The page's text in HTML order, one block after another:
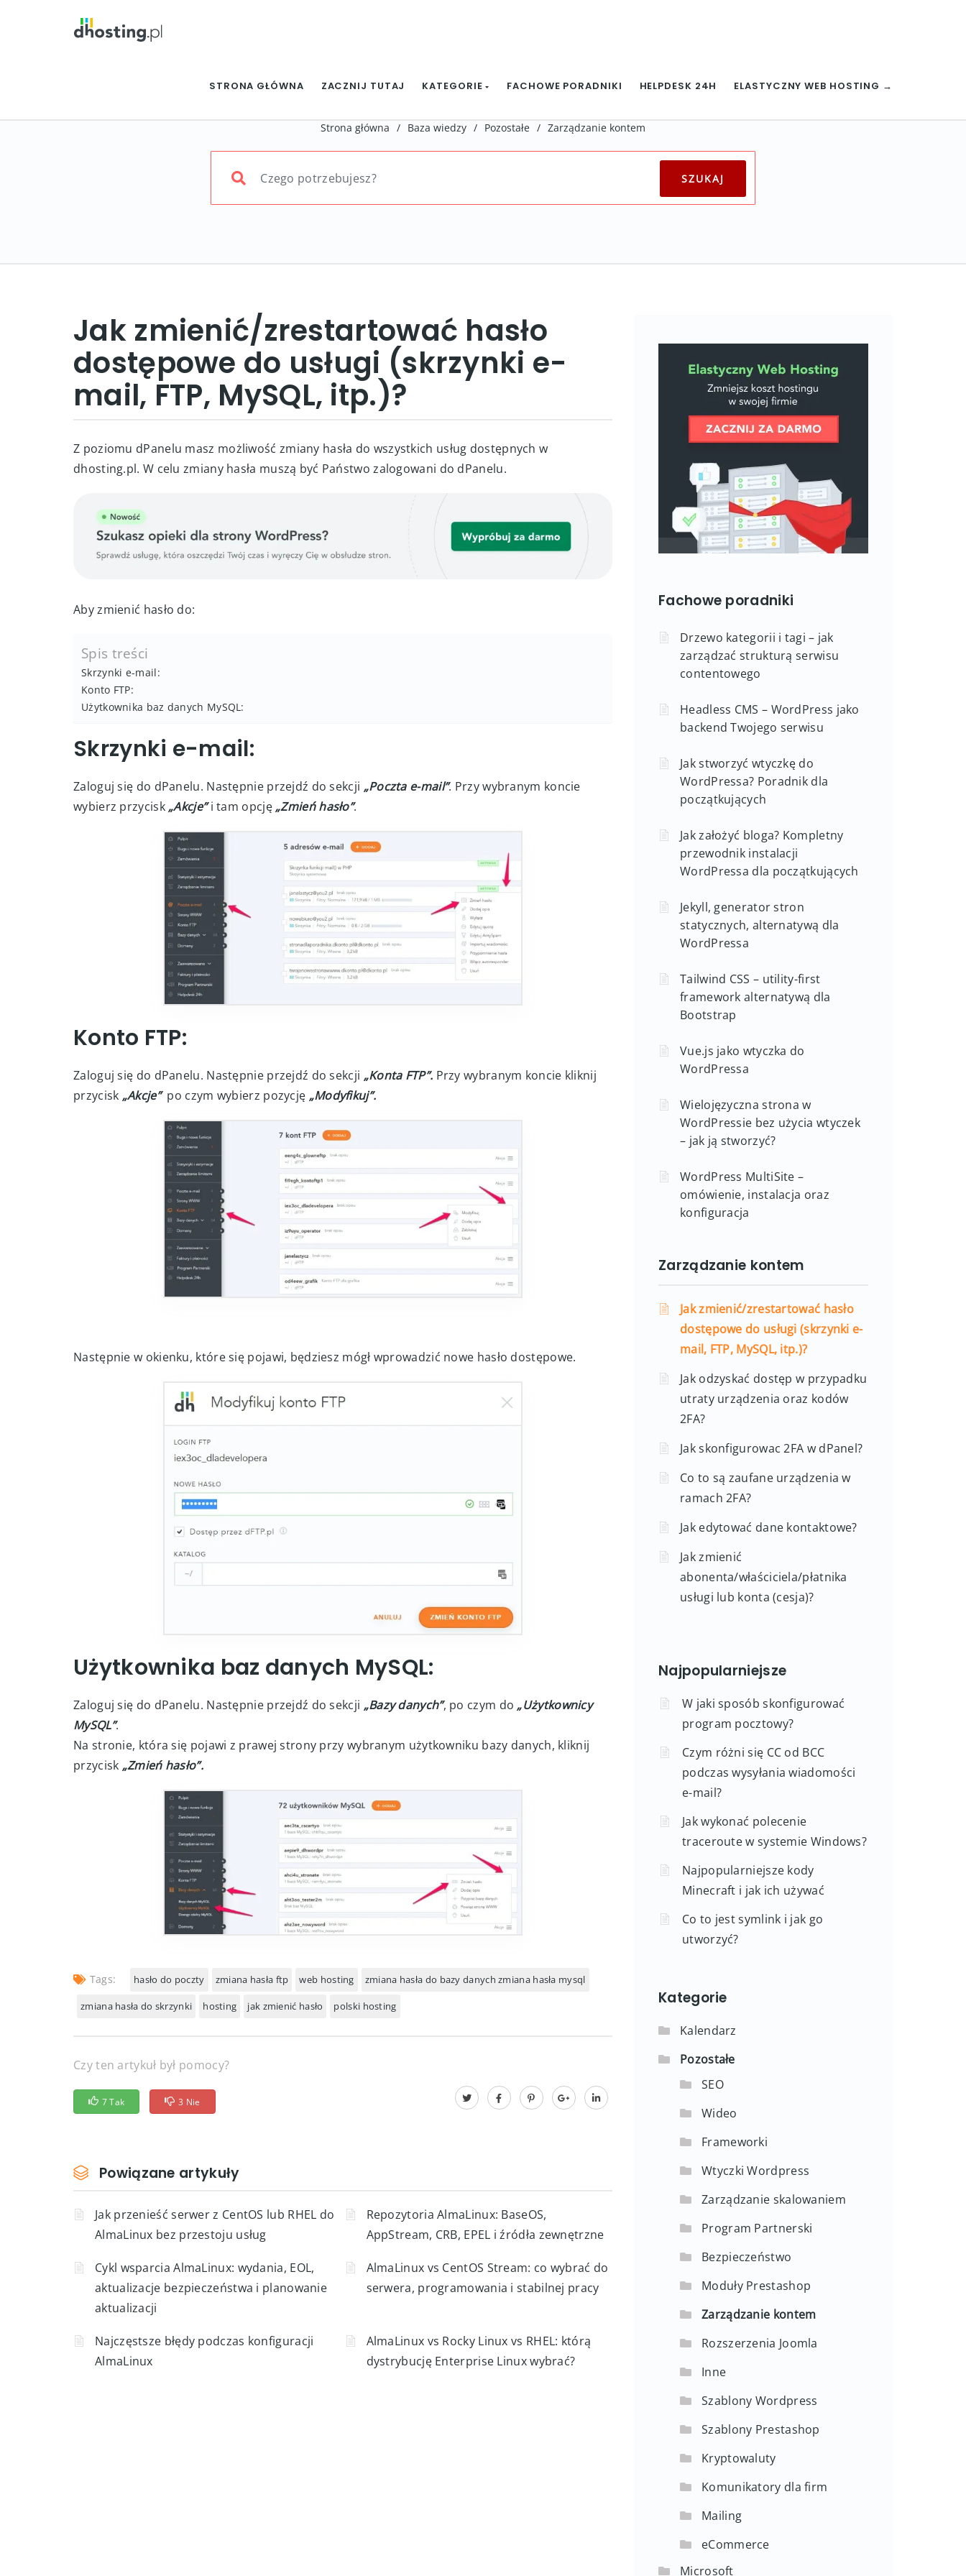
STRONA GŁÓWNA ZACZNIJ TUTAJ KATEGORIE FACHOWE PORADNIKI HELPDESK 24H ELASTYCZNY WEB HOSTING →
Strona główna / Baza wiedzy / Pozostałe / Zarządzanie kontem
Jak zmienić/zrestartować hasło
dostępowe do usługi (skrzynki e-
mail, FTP, MySQL, itp.)?
Z poziomu dPanelu masz możliwość zmiany hasła do wszystkich usług dostępnych w
dhosting.pl. W celu zmiany hasła muszą być Państwo zalogowani do dPanelu.
Aby zmienić hasło do:
Spis treści
Skrzynki e-mail:
Konto FTP:
Użytkownika baz danych MySQL:
Skrzynki e-mail:
Zaloguj się do dPanelu. Następnie przejdź do sekcji „Poczta e-mail”. Przy wybranym koncie
wybierz przycisk „Akcje”i tam opcję „Zmień hasło”.
Konto FTP:
Zaloguj się do dPanelu. Następnie przejdź do sekcji „Konta FTP”. Przy wybranym koncie kliknij
przycisk „Akcje” po czym wybierz pozycję „Modyfikuj”.
Następnie w okienku, które się pojawi, będziesz mógł wprowadzić nowe hasło dostępowe.
Użytkownika baz danych MySQL:
Zaloguj się do dPanelu. Następnie przejdź do sekcji „Bazy danych”, po czym do „Użytkownicy
MySQL”.
Na stronie, która się pojawi z prawej strony przy wybranym użytkowniku bazy danych, kliknij
przycisk „Zmień hasło”.
Tags: hasło do poczty zmiana hasła ftp web hosting zmiana hasła do bazy danych zmiana hasła mysql
zmiana hasła do skrzynki hosting jak zmienić hasło polski hosting
Czy ten artykuł był pomocy?
7 Tak 3 Nie
Powiązane artykuły
Jak przenieść serwer z CentOS lub RHEL do
AlmaLinux bez przestoju usług
Repozytoria AlmaLinux: BaseOS,
AppStream, CRB, EPEL i źródła zewnętrzne
Cykl wsparcia AlmaLinux: wydania, EOL,
aktualizacje bezpieczeństwa i planowanie
aktualizacji
AlmaLinux vs CentOS Stream: co wybrać do
serwera, programowania i stabilnej pracy
Najczęstsze błędy podczas konfiguracji
AlmaLinux
AlmaLinux vs Rocky Linux vs RHEL: którą
dystrybucję Enterprise Linux wybrać?
Fachowe poradniki
Drzewo kategorii i tagi – jak
zarządzać strukturą serwisu
contentowego
Headless CMS – WordPress jako
backend Twojego serwisu
Jak stworzyć wtyczkę do
WordPressa? Poradnik dla
początkujących
Jak założyć bloga? Kompletny
przewodnik instalacji
WordPressa dla początkujących
Jekyll, generator stron
statycznych, alternatywą dla
WordPressa
Tailwind CSS – utility-first
framework alternatywą dla
Bootstrap
Vue.js jako wtyczka do
WordPressa
Wielojęzyczna strona w
WordPressie bez użycia wtyczek
– jak ją stworzyć?
WordPress MultiSite –
omówienie, instalacja oraz
konfiguracja
Zarządzanie kontem
Jak zmienić/zrestartować hasło
dostępowe do usługi (skrzynki e-
mail, FTP, MySQL, itp.)?
Jak odzyskać dostęp w przypadku
utraty urządzenia oraz kodów
2FA?
Jak skonfigurowac 2FA w dPanel?
Co to są zaufane urządzenia w
ramach 2FA?
Jak edytować dane kontaktowe?
Jak zmienić
abonenta/właściciela/płatnika
usługi lub konta (cesja)?
Najpopularniejsze
W jaki sposób skonfigurować
program pocztowy?
Czym różni się CC od BCC
podczas wysyłania wiadomości
e-mail?
Jak wykonać polecenie
traceroute w systemie Windows?
Najpopularniejsze kody
Minecraft i jak ich używać
Co to jest symlink i jak go
utworzyć?
Kategorie
Kalendarz
Pozostałe
SEO
Wideo
Frameworki
Wtyczki Wordpress
Zarządzanie skalowaniem
Program Partnerski
Bezpieczeństwo
Moduły Prestashop
Zarządzanie kontem
Rozszerzenia Joomla
Inne
Szablony Wordpress
Szablony Prestashop
Kryptowaluty
Komunikatory dla firm
Mailing
eCommerce
Microsoft